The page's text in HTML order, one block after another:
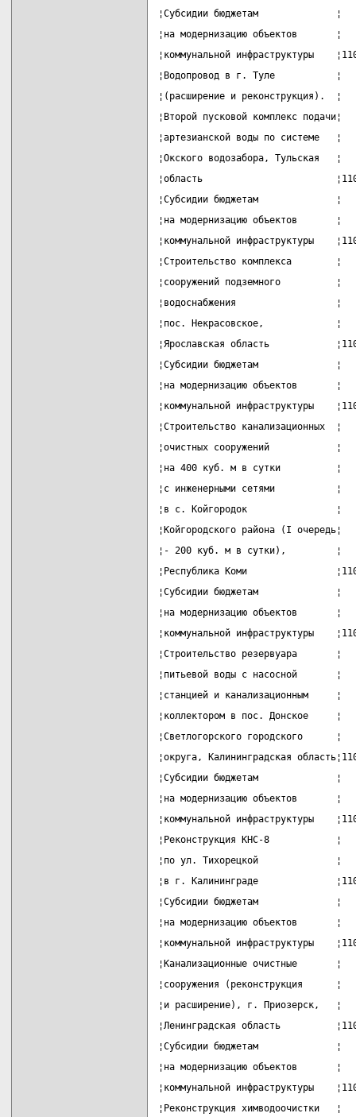
¦Субсидии бюджетам
¦на модернизацию объектов
¦коммунальной инфраструктуры
¦Водопровод в г. Туле
¦(расширение и
¦Второй пусковой комплекс
¦артезианской воды по
¦Окского водозабора,
¦область
¦Субсидии бюджетам
¦на модернизацию объектов
¦коммунальной инфраструктуры
¦Строительство комплекса
¦сооружений подземного
¦водоснабжения
¦пос. Некрасовское,
¦Ярославская область
¦Субсидии бюджетам
¦на модернизацию объектов
¦коммунальной инфраструктуры
¦Строительство
¦очистных сооружений
¦на 400 куб. м в сутки
¦с инженерными сетями
¦в с. Койгородок
¦Койгородского района (I
¦- 200 куб. м в сутки),
¦Республика Коми
¦Субсидии бюджетам
¦на модернизацию объектов
¦коммунальной инфраструктуры
¦Строительство резервуара
¦питьевой воды с насосной
¦станцией и
¦коллектором в пос.
¦Светлогорского
¦округа, Калининградская
¦Субсидии бюджетам
¦на модернизацию объектов
¦коммунальной инфраструктуры
¦Реконструкция КНС-8
¦по ул. Тихорецкой
¦в г. Калининграде
¦Субсидии бюджетам
¦на модернизацию объектов
¦коммунальной инфраструктуры
¦Канализационные очистные
¦сооружения
¦и расширение), г.
¦Ленинградская область
¦Субсидии бюджетам
¦на модернизацию объектов
¦коммунальной инфраструктуры
¦Реконструкция